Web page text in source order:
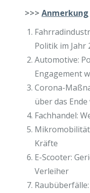
>>> Anmerkung
Politik im Jahr
Automotive:
Engagement
Corona-
über das Ende
Fachhandel:
Kräfte
E-Scooter:
Verleiher